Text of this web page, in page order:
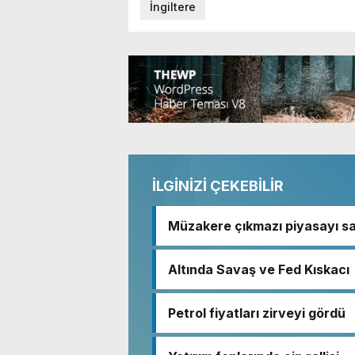
İngiltere
İLGİNİZİ ÇEKEBİLİR
Müzakere çıkmazı piyasayı
Altında Savaş ve Fed Kıskacı
Petrol fiyatları zirveyi gördü